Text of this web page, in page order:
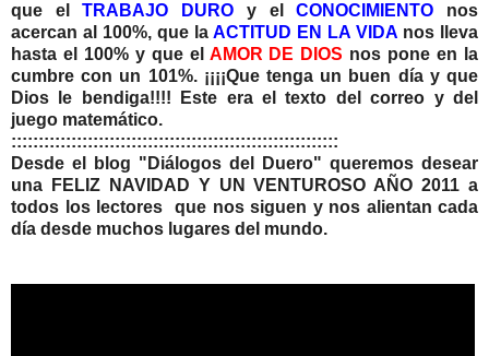
que elTRABAJO DURO y elCONOCIMIENTO nos
acercan al 100%, que la ACTITUD EN LA VIDA nos lleva
hasta el 100% y que el AMOR DE DIOS nos pone en la
cumbre con un 101%. ¡¡¡¡Que tenga un buen día y que
Dios le bendiga!!!! Este era el texto del correo y del
juego matemático.
::::::::::::::::::::::::::::::::::::::::::::::::::::::::::::
Desde el blog "Diálogos del Duero" queremos desear
una FELIZ NAVIDAD Y UN VENTUROSO AÑO 2011 a
todos los lectores que nos siguen y nos alientan cada
día desde muchos lugares del mundo.